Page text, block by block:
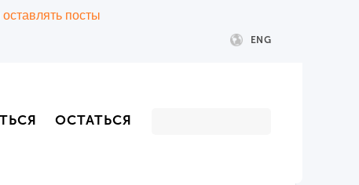
посты
ENG
ОСТАТЬСЯ